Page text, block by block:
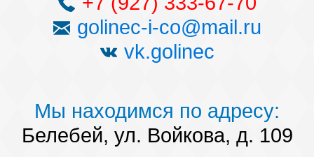
golinec-i-co@mail.ru
vk.golinec
Мы находимся по адресу:
Белебей, ул. Войкова, д. 109